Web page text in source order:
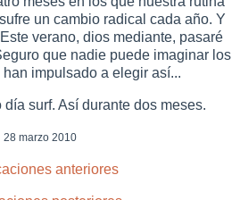
un cambio radical cada año. Y
verano, dios mediante, pasaré
que nadie puede imaginar los
impulsado a elegir así...
surf. Así durante dos meses.
28 marzo 2010
anteriores